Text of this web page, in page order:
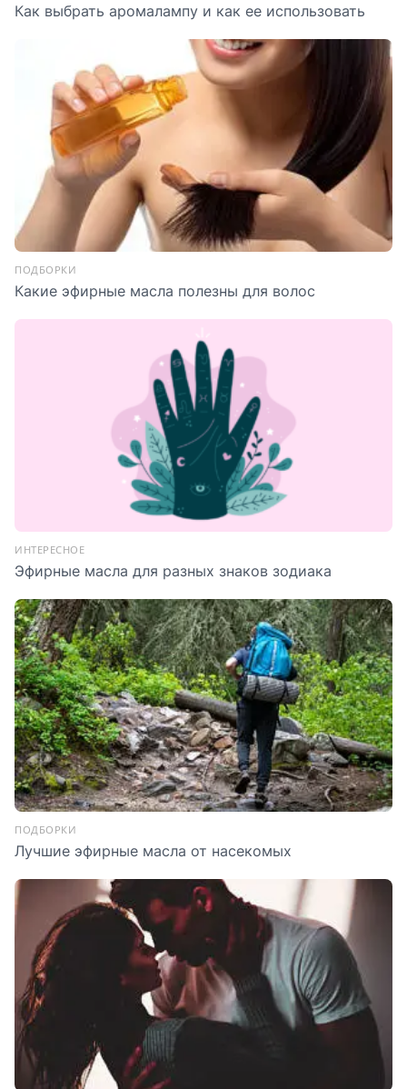
Как выбрать аромалампу и как ее использовать
ПОДБОРКИ
Какие эфирные масла полезны для волос
ИНТЕРЕСНОЕ
Эфирные масла для разных знаков зодиака
ПОДБОРКИ
Лучшие эфирные масла от насекомых